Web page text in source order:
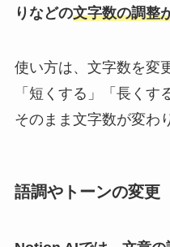
りなどの文字数の調整
使い方は、文字数を変
「短くする」「長くす
そのまま文字数が変わ
語調やトーンの変更